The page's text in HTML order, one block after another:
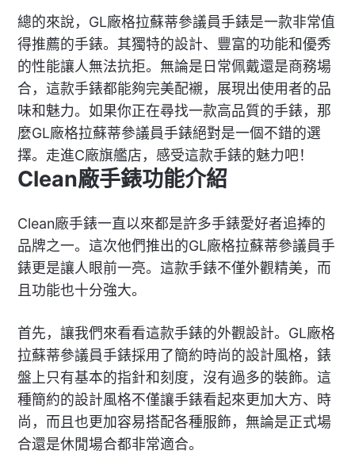
總的來說，GL廠格拉蘇蒂參議員手錶是一款非常值
得推薦的手錶。其獨特的設計、豐富的功能和優秀
的性能讓人無法抗拒。無論是日常佩戴還是商務場
合，這款手錶都能夠完美配襯，展現出使用者的品
味和魅力。如果你正在尋找一款高品質的手錶，那
麼GL廠格拉蘇蒂參議員手錶絕對是一個不錯的選
擇。走進C廠旗艦店，感受這款手錶的魅力吧！
Clean廠手錶功能介紹
Clean廠手錶一直以來都是許多手錶愛好者追捧的
品牌之一。這次他們推出的GL廠格拉蘇蒂參議員手
錶更是讓人眼前一亮。這款手錶不僅外觀精美，而
且功能也十分強大。
首先，讓我們來看看這款手錶的外觀設計。GL廠格
拉蘇蒂參議員手錶採用了簡約時尚的設計風格，錶
盤上只有基本的指針和刻度，沒有過多的裝飾。這
種簡約的設計風格不僅讓手錶看起來更加大方、時
尚，而且也更加容易搭配各種服飾，無論是正式場
合還是休閒場合都非常適合。